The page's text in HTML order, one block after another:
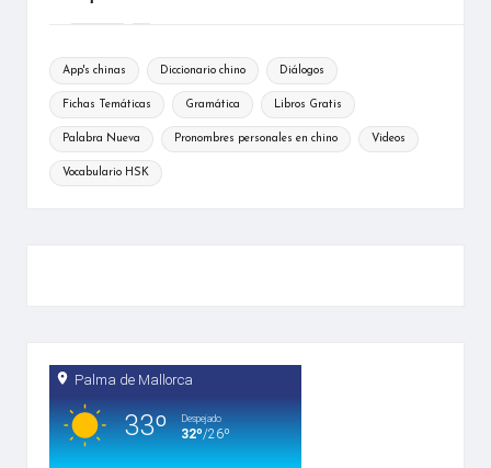
App's chinas Diccionario chino Diálogos
Fichas Temáticas Gramática Libros Gratis
Palabra Nueva Pronombres personales en chino Videos
Vocabulario HSK